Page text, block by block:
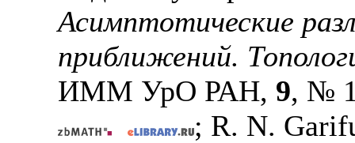
Асимптотические
приближений.
ИММ УрО РАН, 9, №
; R. N.